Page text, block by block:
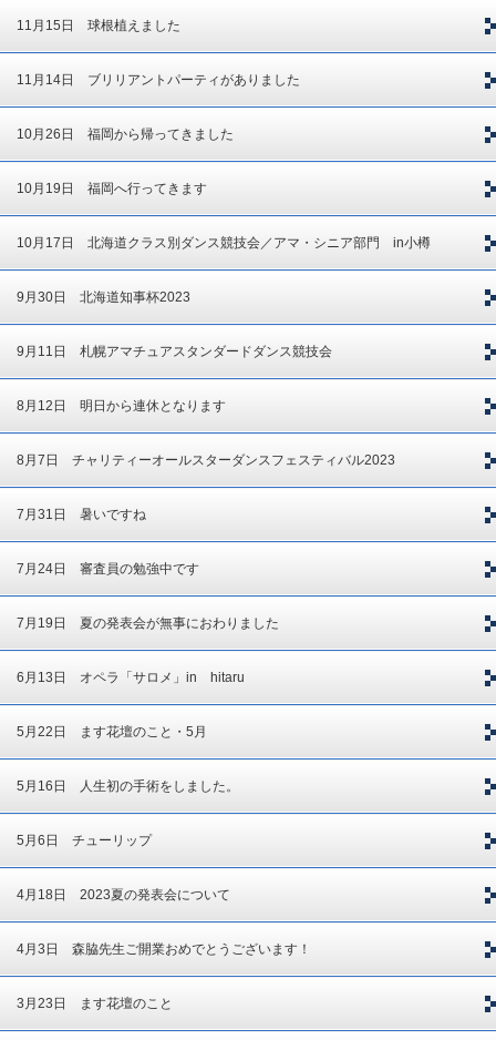
11月15日 球根植えました
11月14日 ブリリアントパーティがありました
10月26日 福岡から帰ってきました
10月19日 福岡へ行ってきます
10月17日 北海道クラス別ダンス競技会／アマ・シニア部門 in小樽
9月30日 北海道知事杯2023
9月11日 札幌アマチュアスタンダードダンス競技会
8月12日 明日から連休となります
8月7日 チャリティーオールスターダンスフェスティバル2023
7月31日 暑いですね
7月24日 審査員の勉強中です
7月19日 夏の発表会が無事におわりました
6月13日 オペラ「サロメ」in hitaru
5月22日 ます花壇のこと・5月
5月16日 人生初の手術をしました。
5月6日 チューリップ
4月18日 2023夏の発表会について
4月3日 森脇先生ご開業おめでとうございます！
3月23日 ます花壇のこと